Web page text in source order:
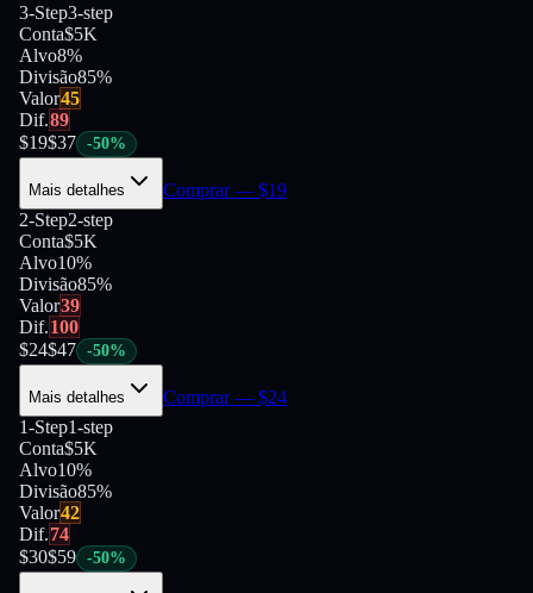
3-Step3-step
Conta$5K
Alvo8%
Divisão85%
Valor45
Dif.89
$19$37 -50%
Mais detalhes Comprar— $19
2-Step2-step
Conta$5K
Alvo10%
Divisão85%
Valor39
Dif.100
$24$47 -50%
Mais detalhes Comprar— $24
1-Step1-step
Conta$5K
Alvo10%
Divisão85%
Valor42
Dif.74
$30$59 -50%